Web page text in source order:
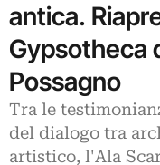
antica.
Gypsotheca
Possagno
Tra le
del dialogo tra
artistico, l'Ala